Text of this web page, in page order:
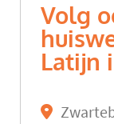
Volg
Latijn